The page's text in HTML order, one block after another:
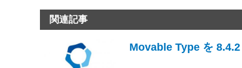
関連記事
Movable Type を